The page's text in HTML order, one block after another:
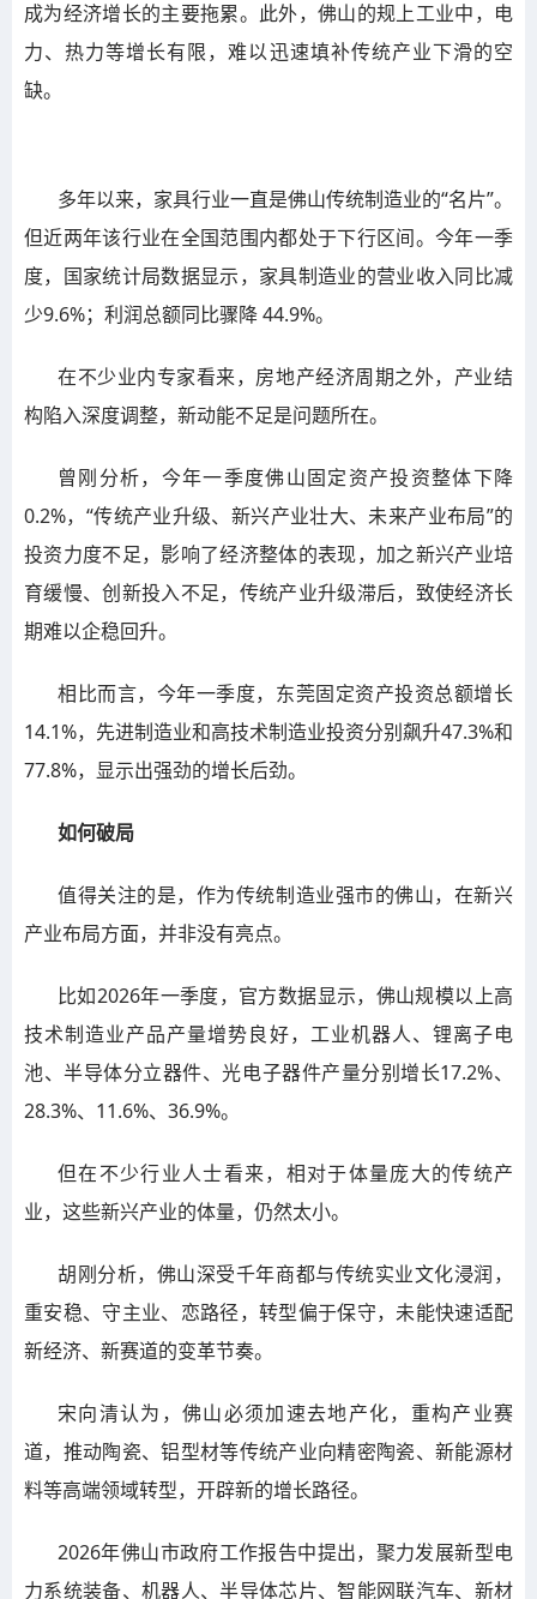
成为经济增长的主要拖累。此外，佛山的规上工业中，电
力、热力等增长有限，难以迅速填补传统产业下滑的空
缺。
多年以来，家具行业一直是佛山传统制造业的“名片”。
但近两年该行业在全国范围内都处于下行区间。今年一季
度，国家统计局数据显示，家具制造业的营业收入同比减
少9.6%；利润总额同比骤降 44.9%。
在不少业内专家看来，房地产经济周期之外，产业结
构陷入深度调整，新动能不足是问题所在。
曾刚分析，今年一季度佛山固定资产投资整体下降
0.2%，“传统产业升级、新兴产业壮大、未来产业布局”的
投资力度不足，影响了经济整体的表现，加之新兴产业培
育缓慢、创新投入不足，传统产业升级滞后，致使经济长
期难以企稳回升。
相比而言，今年一季度，东莞固定资产投资总额增长
14.1%，先进制造业和高技术制造业投资分别飙升47.3%和
77.8%，显示出强劲的增长后劲。
如何破局
值得关注的是，作为传统制造业强市的佛山，在新兴
产业布局方面，并非没有亮点。
比如2026年一季度，官方数据显示，佛山规模以上高
技术制造业产品产量增势良好，工业机器人、锂离子电
池、半导体分立器件、光电子器件产量分别增长17.2%、
28.3%、11.6%、36.9%。
但在不少行业人士看来，相对于体量庞大的传统产
业，这些新兴产业的体量，仍然太小。
胡刚分析，佛山深受千年商都与传统实业文化浸润，
重安稳、守主业、恋路径，转型偏于保守，未能快速适配
新经济、新赛道的变革节奏。
宋向清认为，佛山必须加速去地产化，重构产业赛
道，推动陶瓷、铝型材等传统产业向精密陶瓷、新能源材
料等高端领域转型，开辟新的增长路径。
2026年佛山市政府工作报告中提出，聚力发展新型电
力系统装备、机器人、半导体芯片、智能网联汽车、新材